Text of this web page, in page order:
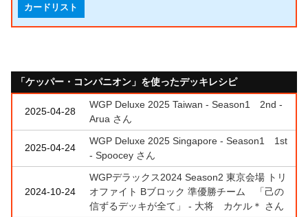
カードリスト
「ケッパー・コンパニオン」を使ったデッキレシピ
2025-04-28
WGP Deluxe 2025 Taiwan - Season1 2nd -
Arua さん
2025-04-24
WGP Deluxe 2025 Singapore - Season1 1st
- Spoocey さん
2024-10-24
WGPデラックス2024 Season2 東京会場 トリ
オファイト Bブロック 準優勝チーム 「己の
信ずるデッキが全て」 - 大将 カケル＊ さん